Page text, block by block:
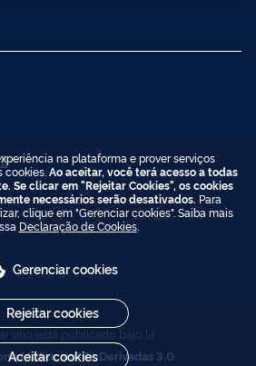
sitio está publicado bajo la
Atribución-SinDerivadas 3.0
na plataforma e prover serviços
Ao aceitar, você terá acesso a todas
Se clicar em "Rejeitar Cookies", os cookies
necessários serão desativados. Para
clique em "Gerenciar cookies". Saiba mais
Declaração de Cookies.
Gerenciar cookies
Rejeitar cookies
Aceitar cookies